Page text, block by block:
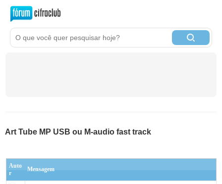
Art Tube MP USB ou M-audio fast track
Auto
r
Mensagem